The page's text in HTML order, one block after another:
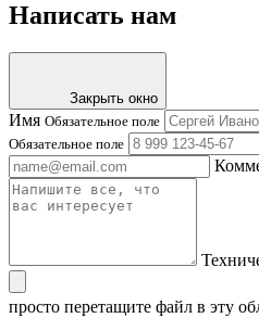
Написать нам
Закрыть окно
Имя Обязательное поле
Обязательное поле
просто перетащите файл в эту